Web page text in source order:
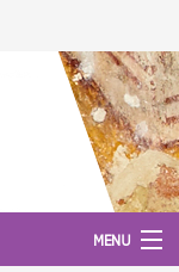
MENU